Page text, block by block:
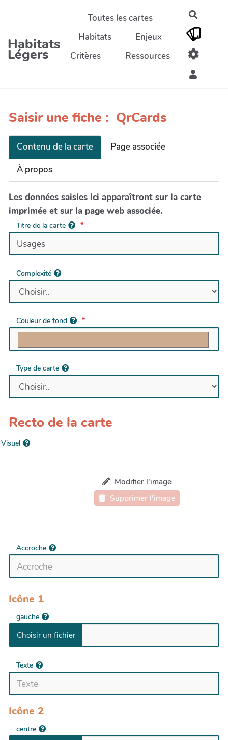
Aller au contenu principal
Habitats
Légers
Toutes les cartes
Habitats
Enjeux
Critères
Ressources
Saisir une fiche : QrCards
Contenu de la carte
Page associée
À propos
Les données saisies ici apparaîtront sur la carte
imprimée et sur la page web associée.
Titre de la carte
Complexité
Couleur de fond
Type de carte
Recto de la carte
Visuel
Modifier l'image
Supprimer l'image
Accroche
Icône 1
gauche
Texte
Icône 2
centre